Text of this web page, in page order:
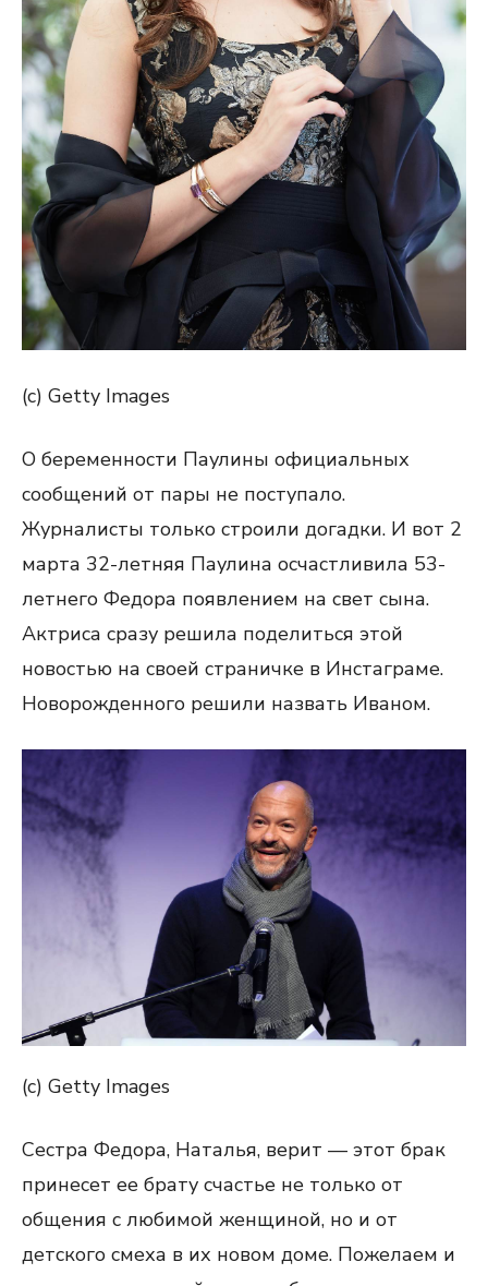
(c) Getty Images
О беременности Паулины официальных
сообщений от пары не поступало.
Журналисты только строили догадки. И вот 2
марта 32-летняя Паулина осчастливила 53-
летнего Федора появлением на свет сына.
Актриса сразу решила поделиться этой
новостью на своей страничке в Инстаграме.
Новорожденного решили назвать Иваном.
(c) Getty Images
Сестра Федора, Наталья, верит — этот брак
принесет ее брату счастье не только от
общения с любимой женщиной, но и от
детского смеха в их новом доме. Пожелаем и